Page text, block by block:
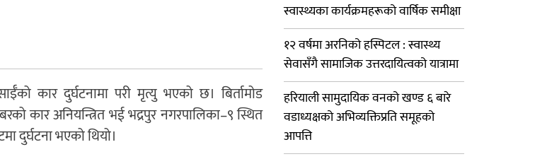
कार दुर्घटनामा परी मृत्यु भएको छ। बिर्तामोड
कार अनियन्त्रित भई भद्रपुर नगरपालिका–९ स्थित
दुर्घटना भएको थियो।
स्वास्थ्यका कार्यक्रमहरूको वार्षिक समीक्षा
१२ वर्षमा अरनिको हस्पिटल : स्वास्थ्य
सेवासँगै सामाजिक उत्तरदायित्वको यात्रामा
हरियाली सामुदायिक वनको खण्ड ६ बारे
वडाध्यक्षको अभिव्यक्तिप्रति समूहको
आपत्ति